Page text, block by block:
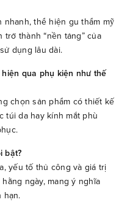
thể hiện gu thẩm mỹ
thành “nền tảng” của
dụng lâu dài.
qua phụ kiện như thế
chọn sản phẩm có thiết kế
túi da hay kính mắt phù
bật?
yếu tố thủ công và giá trị
ngày, mang ý nghĩa
hạn.